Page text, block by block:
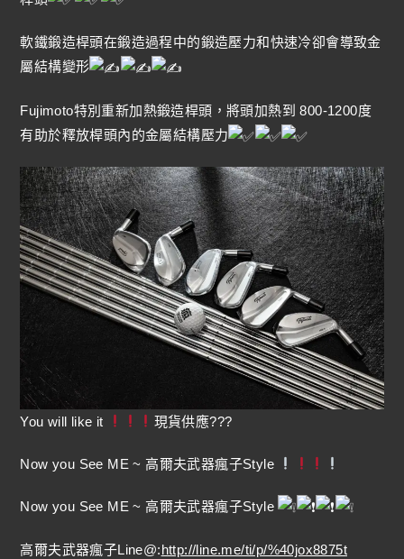
軟鐵鍛造桿頭在鍛造過程中的鍛造壓力和快速冷卻會導致金
屬結構變形
Fujimoto特別重新加熱鍛造桿頭，將頭加熱到 800-1200度
有助於釋放桿頭內的金屬結構壓力
You will like it 現貨供應???
Now you See ME ~ 高爾夫武器瘋子Style
Now you See ME ~ 高爾夫武器瘋子Style
高爾夫武器瘋子Line@:http://line.me/ti/p/%40jox8875t